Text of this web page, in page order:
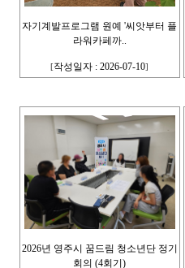
자기계발프로그램 원예 '씨앗부터 플
라워카페까..
[작성일자 : 2026-07-10]
2026년 영주시 꿈드림 청소년단 정기
회의 (4회기)